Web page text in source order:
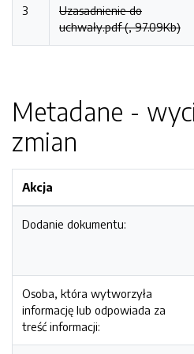
3
Uzasadnienie do
uchwały.pdf (, 97.09Kb)
Metadane -
zmian
Akcja
Dodanie dokumentu:
Osoba, która wytworzyła
informację lub odpowiada za
treść informacji: